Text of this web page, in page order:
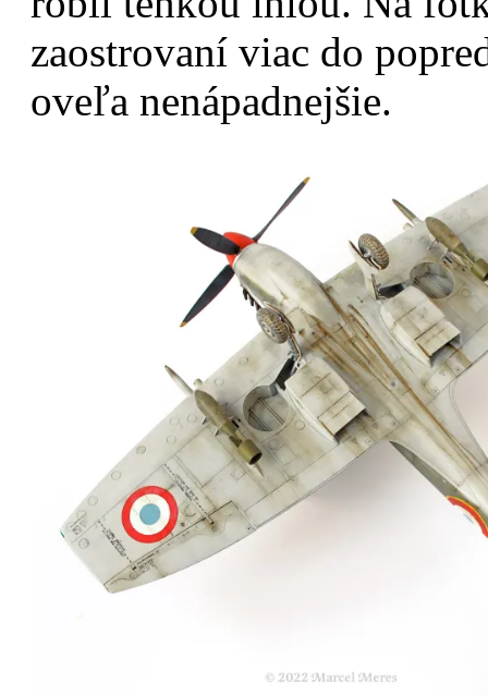
zaostrovaní viac do
oveľa nenápadnejšie.